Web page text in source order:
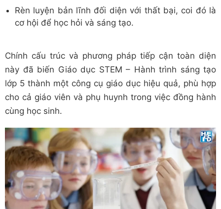
Rèn luyện bản lĩnh đối diện với thất bại, coi đó là
cơ hội để học hỏi và sáng tạo.
Chính cấu trúc và phương pháp tiếp cận toàn diện
này đã biến Giáo dục STEM – Hành trình sáng tạo
lớp 5 thành một công cụ giáo dục hiệu quả, phù hợp
cho cả giáo viên và phụ huynh trong việc đồng hành
cùng học sinh.